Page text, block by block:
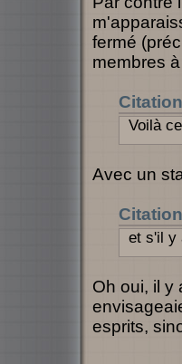
fermé
membres
Citation
Voilà
Avec un
Citation
et s'il y
Oh oui, il y
esprits,